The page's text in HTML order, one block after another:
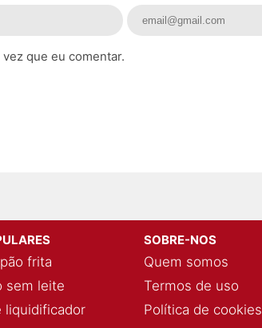
que eu comentar.
frita
sem leite
liquidificador
SOBRE-NOS
Quem somos
Termos de uso
Política de cookies